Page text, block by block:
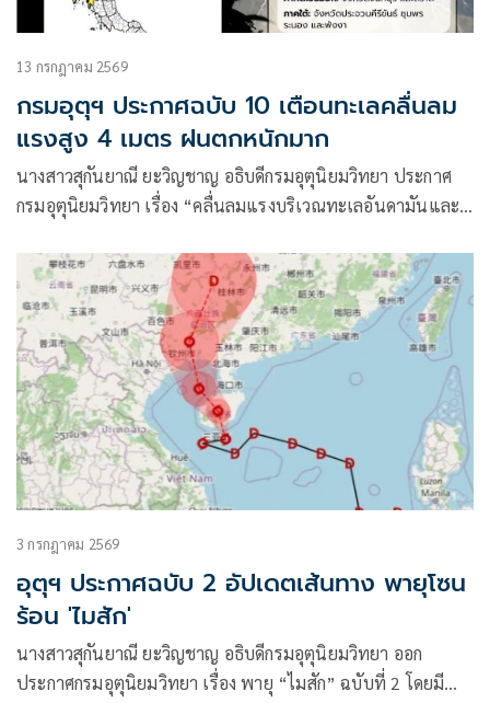
13 กรกฎาคม 2569
กรมอุตุฯ ประกาศฉบับ 10 เตือนทะเลคลื่นลม
แรงสูง 4 เมตร ฝนตกหนักมาก
นางสาวสุกันยาณี ยะวิญชาญ อธิบดีกรมอุตุนิยมวิทยา ประกาศ
กรมอุตุนิยมวิทยา เรื่อง “คลื่นลมแรงบริเวณทะเลอันดามันและ
ตะวันตก
3 กรกฎาคม 2569
อุตุฯ ประกาศฉบับ 2 อัปเดตเส้นทาง พายุโซน
ร้อน 'ไมสัก'
นางสาวสุกันยาณี ยะวิญชาญ อธิบดีกรมอุตุนิยมวิทยา ออก
ประกาศกรมอุตุนิยมวิทยา เรื่อง พายุ “ไมสัก” ฉบับที่ 2 โดยมี